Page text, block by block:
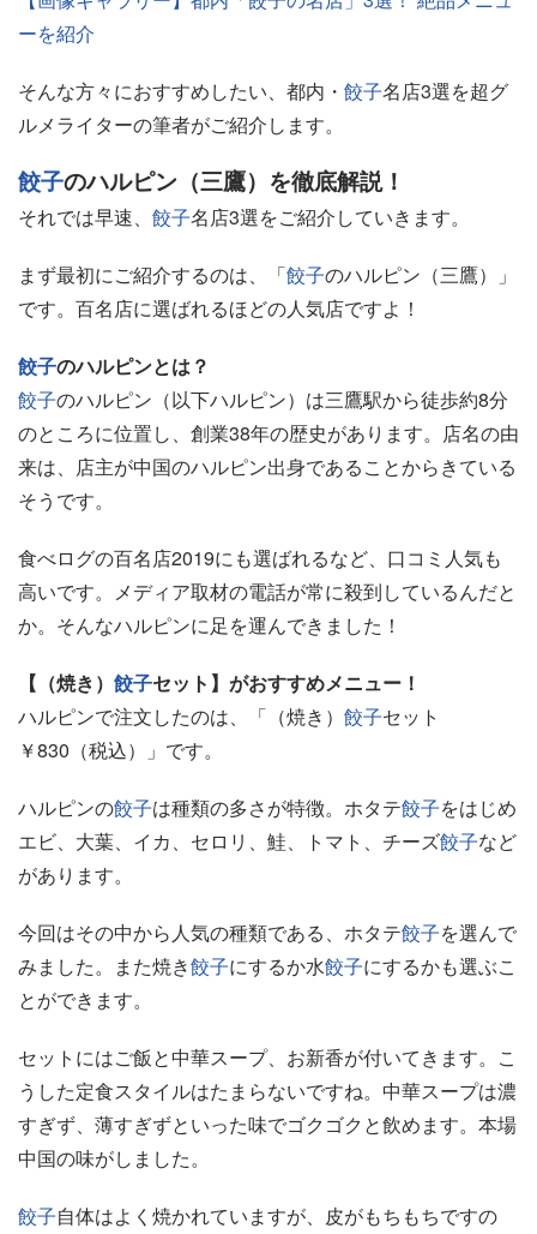
ーを紹介
そんな方々におすすめしたい、都内・ 餃子名店3選を超グ
ルメライターの筆者がご紹介します。
餃子のハルピン（三鷹）を徹底解説！
それでは早速、 餃子名店3選をご紹介していきます。
まず最初にご紹介するのは、「餃子のハルピン（三鷹）」
です。百名店に選ばれるほどの人気店ですよ！
餃子のハルピンとは？
餃子のハルピン（以下ハルピン）は三鷹駅から徒歩約8分
のところに位置し、創業38年の歴史があります。店名の由
来は、店主が中国のハルピン出身であることからきている
そうです。
食べログの百名店2019にも選ばれるなど、口コミ人気も
高いです。メディア取材の電話が常に殺到しているんだと
か。そんなハルピンに足を運んできました！
【（焼き） 餃子セット】がおすすめメニュー！
ハルピンで注文したのは、「（焼き） 餃子セット
￥830（税込）」です。
ハルピンの餃子は種類の多さが特徴。ホタテ餃子をはじめ
エビ、大葉、イカ、セロリ、鮭、トマト、チーズ餃子など
があります。
今回はその中から人気の種類である、ホタテ餃子を選んで
みました。また焼き餃子にするか水餃子にするかも選ぶこ
とができます。
セットにはご飯と中華スープ、お新香が付いてきます。こ
うした定食スタイルはたまらないですね。中華スープは濃
すぎず、薄すぎずといった味でゴクゴクと飲めます。本場
中国の味がしました。
餃子自体はよく焼かれていますが、皮がもちもちですの